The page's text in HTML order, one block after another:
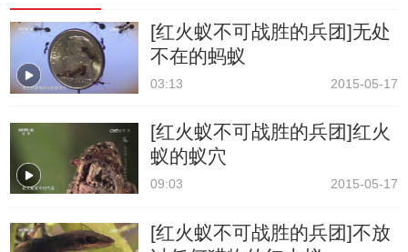
[红火蚁不可战胜的兵团]无处
不在的蚂蚁
03:13 2015-05-17
[红火蚁不可战胜的兵团]红火
蚁的蚁穴
09:03 2015-05-17
[红火蚁不可战胜的兵团]不放